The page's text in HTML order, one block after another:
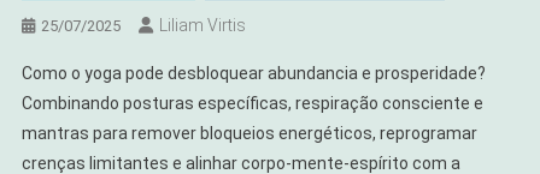
25/07/2025 Liliam Virtis
Como o yoga pode desbloquear abundancia e prosperidade?
Combinando posturas específicas, respiração consciente e
mantras para remover bloqueios energéticos, reprogramar
crenças limitantes e alinhar corpo-mente-espírito com a